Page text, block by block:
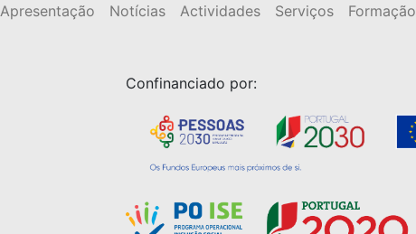
Apresentação Notícias Actividades Serviços Formação
Confinanciado por: